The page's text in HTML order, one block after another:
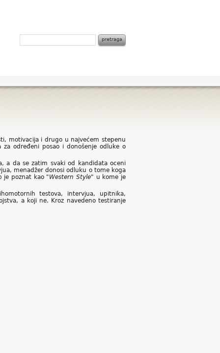
motivacija i drugo u najvećem stepenu
određeni posao i donošenje odluke o
a da se zatim svaki od kandidata oceni
menadžer donosi odluku o tome koga
je poznat kao "Western Style" u kome je
testova, intervjua, upitnika,
a koji ne. Kroz navedeno testiranje